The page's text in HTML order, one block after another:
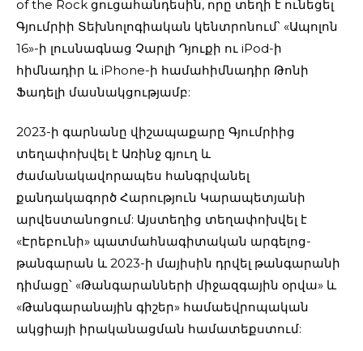
of the Rock ցուցահանդեսին, որը տեղի է ունեցել
Գյումրիի Տեխնոլոգիական կենտրոնում՝ «Ապոլոն
16»-ի լուսնագնաց Չարլի Դյուքի ու iPod-ի
հիմնադիր և iPhone-ի համահիմնադիր Թոնի
Ֆադելի մասնակցությամբ:
2023-ի գարնանը վիշապաքարը Գյումրիից
տեղափոխվել է Առինջ գյուղ և
ժամանակավորապես հանգրվանել
քանդակագործ Հարություն Կարապետյանի
արվեստանոցում: Այստեղից տեղափոխվել է
«Էրեբունի» պատմահնագիտական արգելոց-
թանգարան և 2023-ի մայիսին դրվել թանգարանի
դիմացը՝ «Թանգարանների միջազգային օրվա» և
«Թանգարանային գիշեր» համաեվրոպական
ակցիայի իրականացման համատեքստում: